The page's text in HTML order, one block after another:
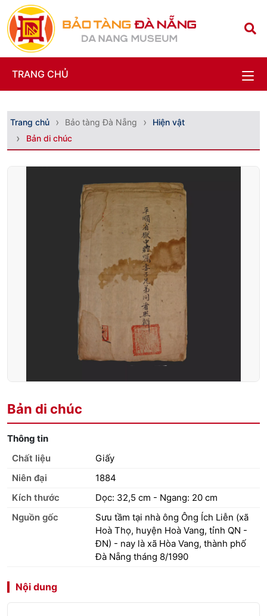
TRANG CHỦ
Trang chủ Bảo tàng Đà Nẵng
Hiện vật
Bản di chúc
Bản di chúc
Thông tin
Chất liệu
Giấy
Niên đại
1884
Kích thước
Dọc: 32,5 cm - Ngang: 20 cm
Nguồn gốc
Sưu tầm tại nhà ông Ông Ích Liễn (xã
Hoà Thọ, huyện Hoà Vang, tỉnh QN -
ĐN) - nay là xã Hòa Vang, thành phố
Đà Nẵng tháng 8/1990
Nội dung